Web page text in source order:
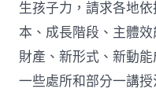
生孩子力，請求各地
本、成長階段、主體
財產、新形式、新動
一些處所和部分一講